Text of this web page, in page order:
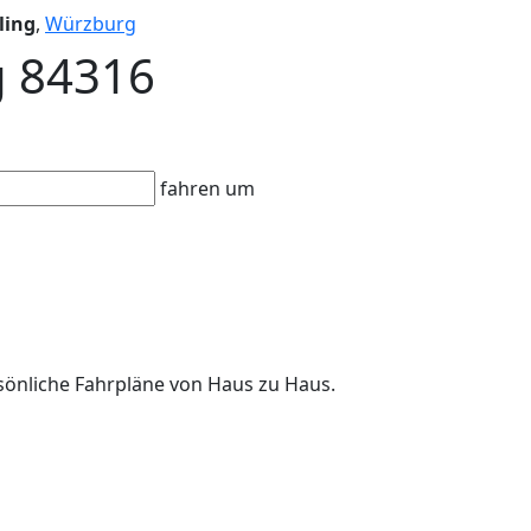
, Würzburg
fahren um
Fahrpläne von Haus zu Haus.